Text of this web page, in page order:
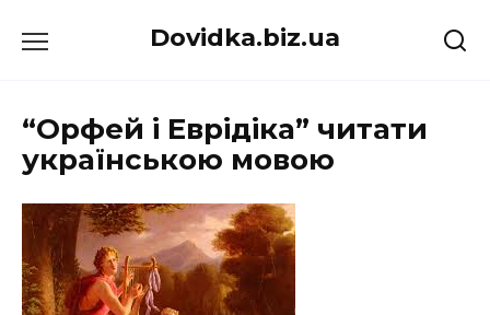
до
Dovidka.biz.ua
“Орфей і Еврідіка” читати
українською мовою